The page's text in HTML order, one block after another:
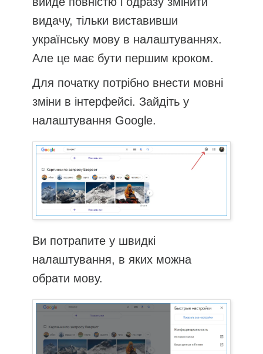
видачу, тільки виставивши
українську мову в налаштуваннях.
Але це має бути першим кроком.
Для початку потрібно внести мовні
зміни в інтерфейсі. Зайдіть у
налаштування Google.
Ви потрапите у швидкі
налаштування, в яких можна
обрати мову.